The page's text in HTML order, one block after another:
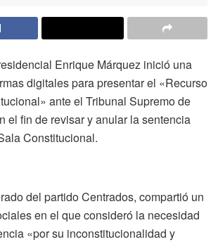
Enrique Márquez inició una
digitales para presentar el «Recurso
ante el Tribunal Supremo de
el fin de revisar y anular la sentencia
Constitucional.
del partido Centrados, compartió un
en el que consideró la necesidad
«por su inconstitucionalidad y